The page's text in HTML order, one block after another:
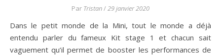
Par Tristan/29 janvier 2020
Dans le petit monde de la Mini, tout le monde a déjà
entendu parler du fameux Kit stage 1 et chacun sait
vaguement qu’il permet de booster les performances de